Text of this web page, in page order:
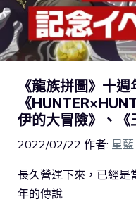
《龍族拼圖》十
《
伊的大冒險》、《
2022/02/22 作者: 星藍
長久營運下來，已經是
年的傳說